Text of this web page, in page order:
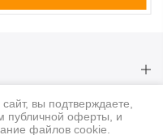
вы подтверждаете,
публичной оферты, и
файлов cookie.